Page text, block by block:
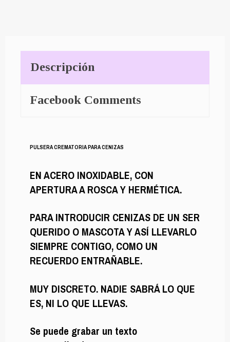
Descripción
Facebook Comments
PULSERA CREMATORIA PARA CENIZAS
EN ACERO INOXIDABLE, CON
APERTURA A ROSCA Y HERMÉTICA.
PARA INTRODUCIR CENIZAS DE UN SER
QUERIDO O MASCOTA Y ASÍ LLEVARLO
SIEMPRE CONTIGO, COMO UN
RECUERDO ENTRAÑABLE.
MUY DISCRETO. NADIE SABRÁ LO QUE
ES, NI LO QUE LLEVAS.
Se puede grabar un texto